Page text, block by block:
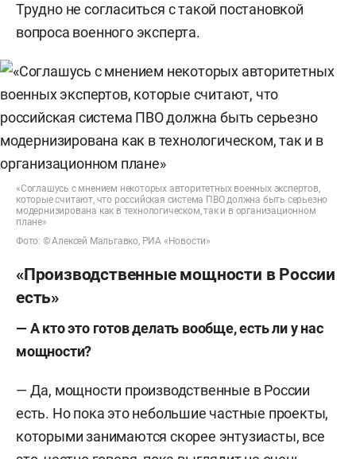
Трудно не согласиться с такой постановкой
вопроса военного эксперта.
«Соглашусь с мнением некоторых авторитетных военных экспертов,
которые считают, что российская система ПВО должна быть серьезно
модернизирована как в технологическом, так и в организационном
плане»
Фото: © Алексей Мальгавко, РИА «Новости»
«Производственные мощности в России
есть»
— А кто это готов делать вообще, есть ли у нас
мощности?
— Да, мощности производственные в России
есть. Но пока это небольшие частные проекты,
которыми занимаются скорее энтузиасты, все